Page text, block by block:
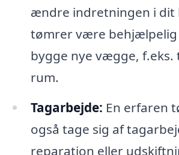
ændre indretningen i dit
tømrer være behjælpelig
bygge nye vægge, f.eks.
rum.
Tagarbejde: En erfaren
også tage sig af
reparation eller